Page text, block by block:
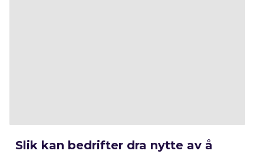
Slik kan bedrifter dra nytte av å